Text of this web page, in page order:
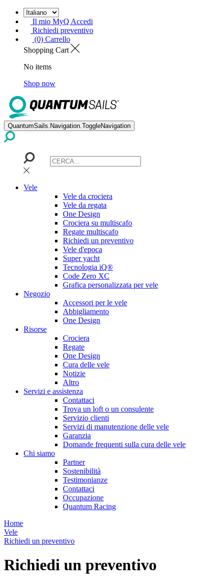
Il mio MyQ Accedi
Richiedi preventivo
(0) Carrello
Shopping Cart
No items
Shop now
QuantumSails.Navigation.ToggleNavigation
Vele
Vele da crociera
Vele da regata
One Design
Crociera su multiscafo
Regate multiscafo
Richiedi un preventivo
Vele d'epoca
Super yacht
Tecnologia iQ®
Code Zero XC
Grafica personalizzata per vele
Negozio
Accessori per le vele
Abbigliamento
One Design
Risorse
Crociera
Regate
One Design
Cura delle vele
Notizie
Altro
Servizi e assistenza
Contattaci
Trova un loft o un consulente
Servizio clienti
Servizi di manutenzione delle vele
Garanzia
Domande frequenti sulla cura delle vele
Chi siamo
Partner
Sostenibilità
Testimonianze
Contattaci
Occupazione
Quantum Racing
Home
Vele
Richiedi un preventivo
Richiedi un preventivo